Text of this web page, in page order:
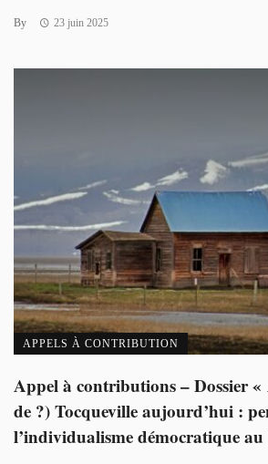
By 23 juin 2025
APPELS À CONTRIBUTION
Appel à contributions – Dossier «
de ?) Tocqueville aujourd’hui :
l’individualisme démocratique au